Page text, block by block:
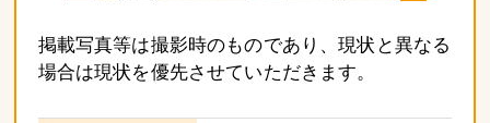
掲載写真等は撮影時のものであり、現状と異なる
場合は現状を優先させていただきます。